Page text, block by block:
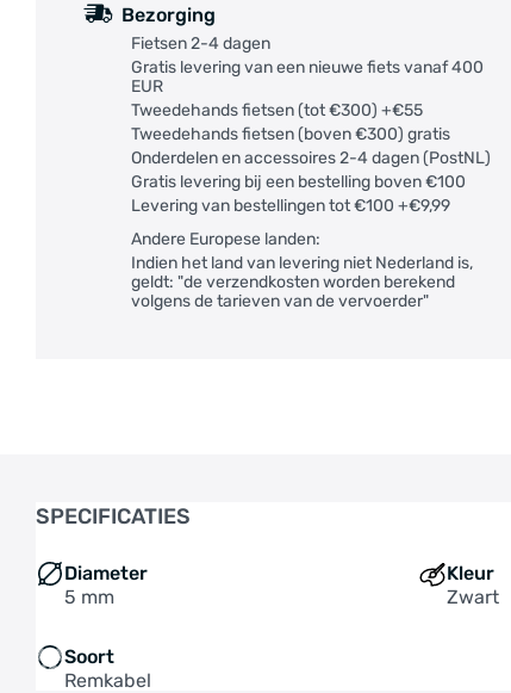
Bezorging
Fietsen 2-4 dagen
Gratis levering van een nieuwe fiets vanaf 400
EUR
Tweedehands fietsen (tot €300) +€55
Tweedehands fietsen (boven €300) gratis
Onderdelen en accessoires 2-4 dagen (PostNL)
Gratis levering bij een bestelling boven €100
Levering van bestellingen tot €100 +€9,99
Andere Europese landen:
Indien het land van levering niet Nederland is,
geldt: "de verzendkosten worden berekend
volgens de tarieven van de vervoerder"
SPECIFICATIES
Diameter
5 mm
Kleur
Zwart
Soort
Remkabel